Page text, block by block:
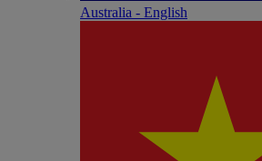
Australia - English